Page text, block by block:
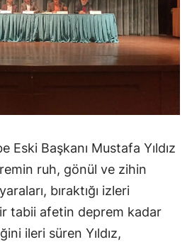
Eski Başkanı Mustafa Yıldız
ruh, gönül ve zihin
bıraktığı izleri
tabii afetin deprem kadar
ileri süren Yıldız,